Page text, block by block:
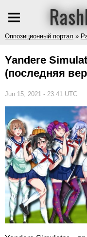
Оппозиционный портал »
Yandere
(последняя
Jun 15, 2021 - 23:41 UTC